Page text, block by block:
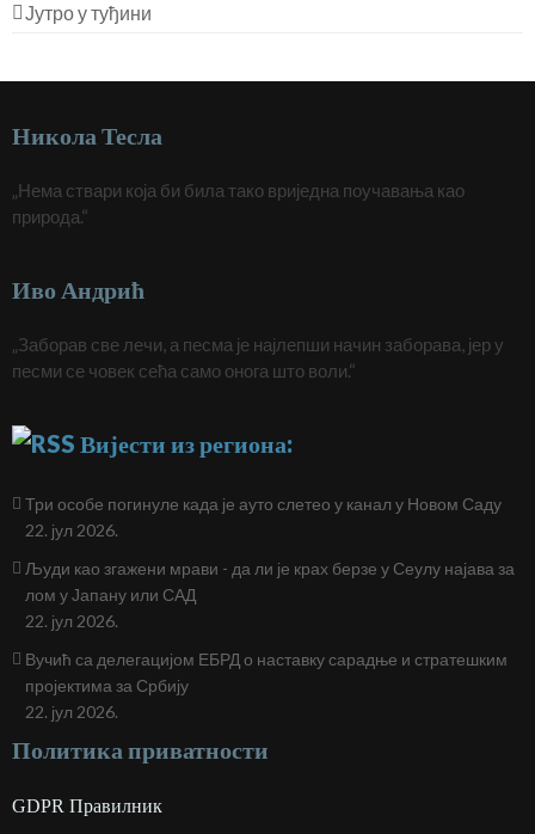
Јутро у туђини
Никола Тесла
„Нема ствари која би била тако вриједна поучавања као
природа.“
Иво Андрић
„Заборав све лечи, а песма је најлепши начин заборава, јер у
песми се човек сећа само онога што воли.“
Вијести из региона:
Три особе погинуле када је ауто слетео у канал у Новом Саду
22. јул 2026.
Људи као згажени мрави - да ли је крах берзе у Сеулу најава за
лом у Јапану или САД
22. јул 2026.
Вучић са делегацијом ЕБРД о наставку сарадње и стратешким
пројектима за Србију
22. јул 2026.
Политика приватности
GDPR Правилник